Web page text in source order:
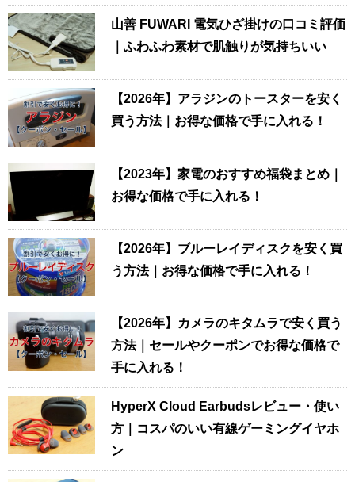
山善 FUWARI 電気ひざ掛けの口コミ評価
｜ふわふわ素材で肌触りが気持ちいい
【2026年】アラジンのトースターを安く
買う方法｜お得な価格で手に入れる！
【2023年】家電のおすすめ福袋まとめ｜
お得な価格で手に入れる！
【2026年】ブルーレイディスクを安く買
う方法｜お得な価格で手に入れる！
【2026年】カメラのキタムラで安く買う
方法｜セールやクーポンでお得な価格で
手に入れる！
HyperX Cloud Earbudsレビュー・使い
方｜コスパのいい有線ゲーミングイヤホ
ン